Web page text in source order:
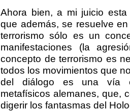
Ahora bien, a mi juicio
que además, se resuelve
terrorismo sólo es un
manifestaciones (la
concepto de terrorismo es
todos los movimientos que
del diálogo es una vía
metafísicos alemanes, que,
digerir los fantasmas del